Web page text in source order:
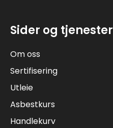
Sider og tjenester
Om oss
Sertifisering
Utleie
Asbestkurs
Handlekurv